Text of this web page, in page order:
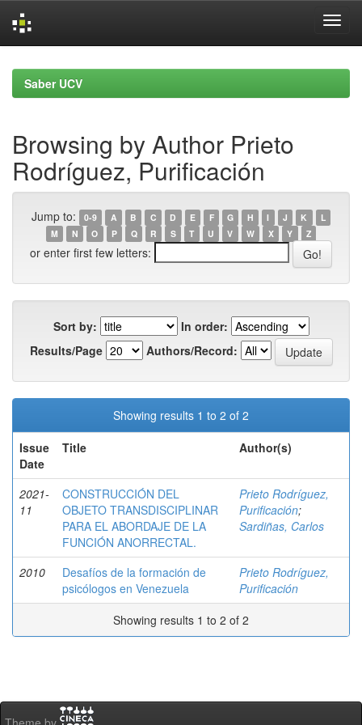
navigationSaber UCV
Browsing by Author Prieto
Rodríguez, Purificación
Jump to: 0-9 A B C D E F G H I J K
L
M
N O P Q R S T U V W X Y Z
or enter first few letters:
Sort by:
In order:
Results/Page
Authors/Record:
Showing results 1 to 2 of 2
Issue
Date
Title Author(s)
2021-
11
CONSTRUCCIÓN DEL
OBJETO TRANSDISCIPLINAR
PARA EL ABORDAJE DE LA
FUNCIÓN ANORRECTAL.
Prieto Rodríguez,
Purificación;
Sardiñas, Carlos
2010
Desafíos de la formación de
psicólogos en Venezuela
Prieto Rodríguez,
Purificación
Showing results 1 to 2 of 2